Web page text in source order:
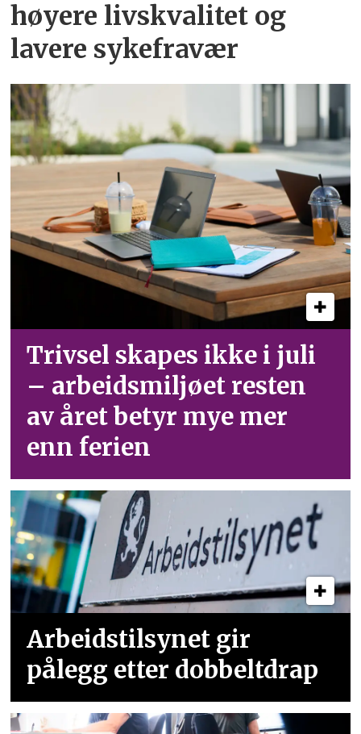
høyere livskvalitet og
lavere sykefravær
Trivsel skapes ikke i juli
– arbeid­smiljøet resten
av året betyr mye mer
enn ferien
Arbeidstilsynet gir
pålegg etter dobbeltdrap